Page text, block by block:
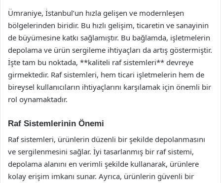
Ümraniye, İstanbul’un hızla gelişen ve modernleşen
bölgelerinden biridir. Bu hızlı gelişim, ticaretin ve sanayinin
de büyümesine katkı sağlamıştır. Bu bağlamda, işletmelerin
depolama ve ürün sergileme ihtiyaçları da artış göstermiştir.
İşte tam bu noktada, **kaliteli raf sistemleri** devreye
girmektedir. Raf sistemleri, hem ticari işletmelerin hem de
bireysel kullanıcıların ihtiyaçlarını karşılamak için önemli bir
rol oynamaktadır.
Raf Sistemlerinin Önemi
Raf sistemleri, ürünlerin düzenli bir şekilde depolanmasını
ve sergilenmesini sağlar. İyi tasarlanmış bir raf sistemi,
depolama alanını en verimli şekilde kullanarak, ürünlere
kolay erişim imkanı sunar. Ayrıca, ürünlerin güvenli bir